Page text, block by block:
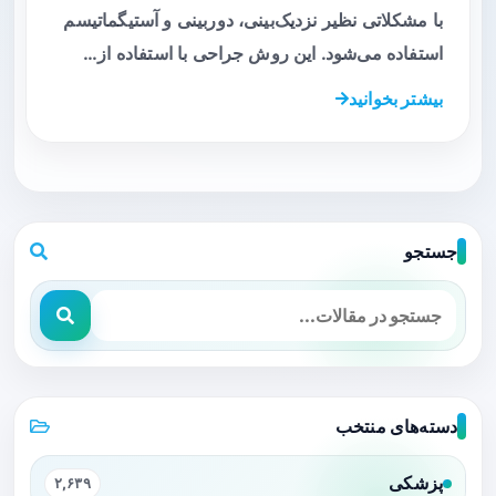
با مشکلاتی نظیر نزدیک‌بینی، دوربینی و آستیگماتیسم
استفاده می‌شود. این روش جراحی با استفاده از…
بیشتر بخوانید
جستجو
دسته‌های منتخب
پزشکی ۲,۶۳۹